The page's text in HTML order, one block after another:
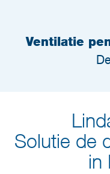
Ventilatie
Solutie de
in